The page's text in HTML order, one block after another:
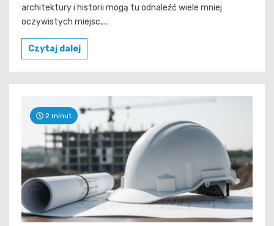
architektury i historii mogą tu odnaleźć wiele mniej
oczywistych miejsc,...
Czytaj dalej
2 minut